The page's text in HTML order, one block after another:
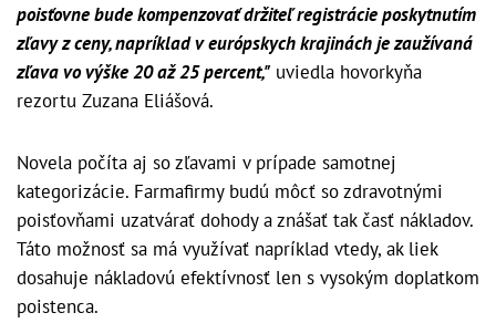
poisťovne bude kompenzovať držiteľ registrácie poskytnutím
zľavy z ceny, napríklad v európskych krajinách je zaužívaná
zľava vo výške 20 až 25 percent," uviedla hovorkyňa
rezortu Zuzana Eliášová.
Novela počíta aj so zľavami v prípade samotnej
kategorizácie. Farmafirmy budú môcť so zdravotnými
poisťovňami uzatvárať dohody a znášať tak časť nákladov.
Táto možnosť sa má využívať napríklad vtedy, ak liek
dosahuje nákladovú efektívnosť len s vysokým doplatkom
poistenca.